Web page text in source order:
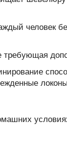
человек